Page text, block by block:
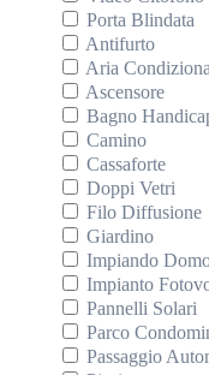
Porta Blindata
Antifurto
Aria
Ascensore
Bagno
Camino
Cassaforte
Doppi Vetri
Filo Diffusione
Giardino
Impiando
Impianto
Pannelli Solari
Parco
Passaggio